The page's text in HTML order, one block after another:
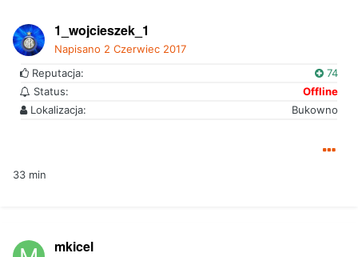
1_wojcieszek_1
Napisano 2 Czerwiec 2017
Reputacja:
74
Status:
Offline
Lokalizacja:
Bukowno
33 min
mkicel